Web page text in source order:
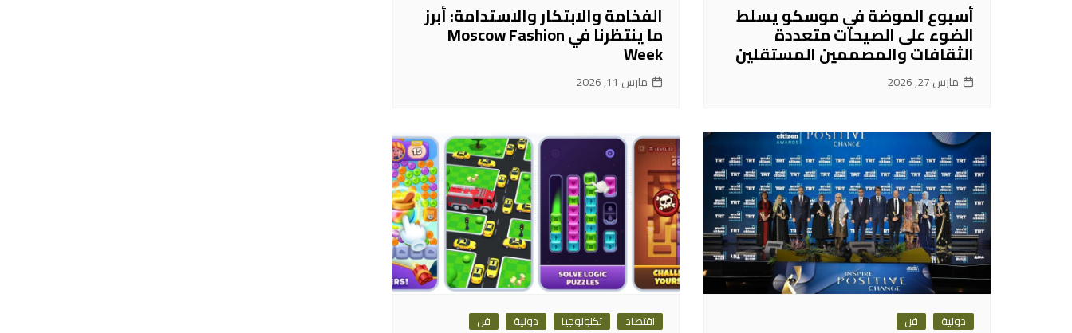
أسبوع الموضة في موسكو يسلط
الضوء على الصيحات متعددة
الثقافات والمصممين المستقلين
مارس 27, 2026
الفخامة والابتكار والاستدامة: أبرز
ما ينتظرنا في Moscow Fashion
Week
مارس 11, 2026
دولية فن اقتصاد تكنولوجيا دولية فن